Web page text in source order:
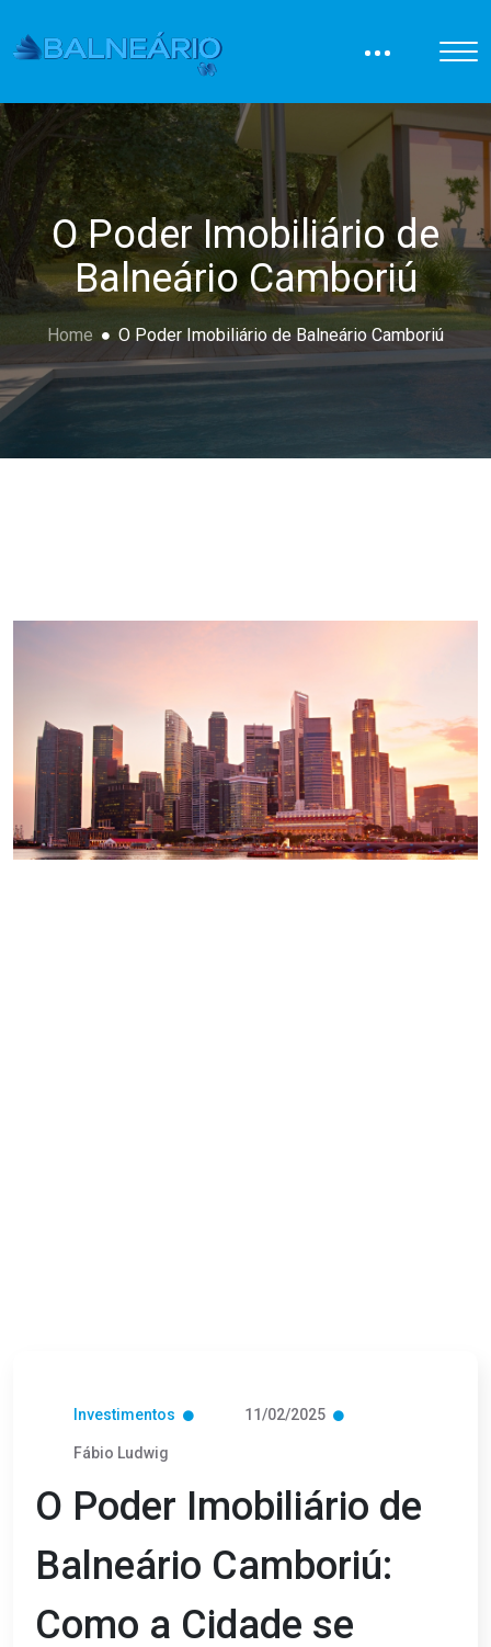
O Poder Imobiliário de
Balneário Camboriú
Home O Poder Imobiliário de Balneário Camboriú
Investimentos 11/02/2025
Fábio Ludwig
O Poder Imobiliário de
Balneário Camboriú:
Como a Cidade se